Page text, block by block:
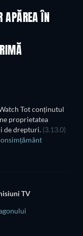
APĂREA ÎN
2
Tot conținutul
proprietatea
de drepturi. (3.13.0)
TV